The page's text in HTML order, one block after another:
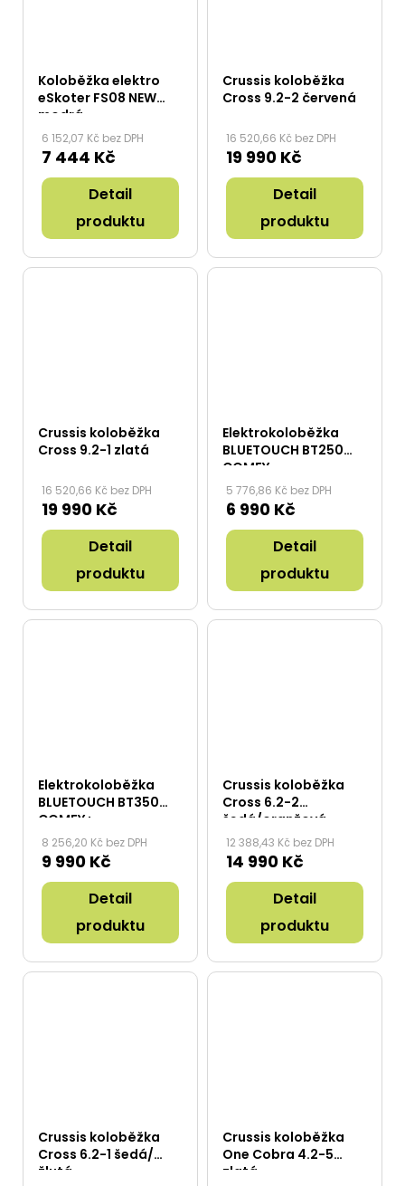
Koloběžka elektro
eSkoter FS08 NEW
modrá
6 152,07 Kč bez DPH
7 444 Kč
Detail
produktu
Crussis koloběžka
Cross 9.2-2 červená
16 520,66 Kč bez DPH
19 990 Kč
Detail
produktu
Crussis koloběžka
Cross 9.2-1 zlatá
16 520,66 Kč bez DPH
19 990 Kč
Detail
produktu
Elektrokoloběžka
BLUETOUCH BT250
COMFY
5 776,86 Kč bez DPH
6 990 Kč
Detail
produktu
Elektrokoloběžka
BLUETOUCH BT350
COMFY+
8 256,20 Kč bez DPH
9 990 Kč
Detail
produktu
Crussis koloběžka
Cross 6.2-2
šedá/oranžová
12 388,43 Kč bez DPH
14 990 Kč
Detail
produktu
Crussis koloběžka
Cross 6.2-1 šedá/
žlutá
Crussis koloběžka
One Cobra 4.2-5
zlatá